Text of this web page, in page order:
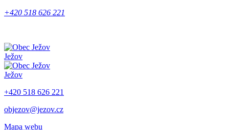
+420 518 626 221
Ježov
Ježov
+420 518 626 221
objezov@jezov.cz
Mapa webu